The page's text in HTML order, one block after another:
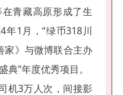
青藏高原形成了生
年1月，“绿币318川
家》与微博联合主办
典”年度优秀项目。
机3万人次，间接影